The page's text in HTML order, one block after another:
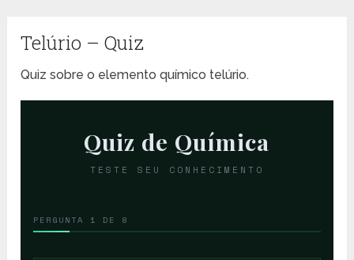
Telúrio – Quiz
Quiz sobre o elemento químico telúrio.
Quiz de Química
TESTE SEU CONHECIMENTO
PERGUNTA 1 DE 8